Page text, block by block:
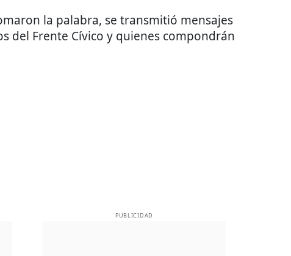
la palabra, se transmitió mensajes
del Frente Cívico y quienes compondrán
PUBLICIDAD